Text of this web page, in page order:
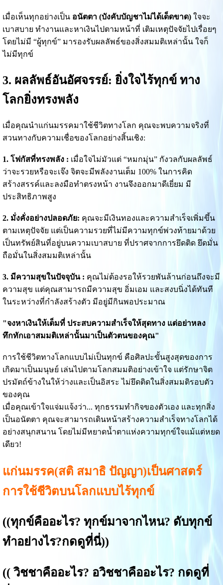
เมื่อเห็นทุกอย่างเป็น อนัตตา (บังคับบัญชาไม่ได้เด็ดขาด)ใจจะ
เบาสบาย ทำงานและหาเงินไปตามหน้าที่ เติมเหตุปัจจัยไปเรื่อยๆ
โดยไม่มี “ผู้ทุกข์” มารองรับผลลัพธ์ของสิ่งสมมติเหล่านั้น ใจก็
ไม่มีทุกข์
3. ผลลัพธ์อันอัศจรรย์: ยิ่งใจไร้ทุกข์ ทาง
โลกยิ่งทรงพลัง
เมื่อคุณนำแก่นมรรคมาใช้ชีวิตทางโลก คุณจะพบความจริงที่
สวนทางกับความเชื่อของโลกอย่างสิ้นเชิง:
1. โฟกัสที่ทรงพลัง : เมื่อใจไม่มัวแต่ “หมกมุ่น” กังวลกับผลลัพธ์
ว่าจะรวยหรือจะเจ๊ง จิตจะมีพลังงานเต็ม 100% ในการคิด
สร้างสรรค์และลงมือทำตรงหน้า งานจึงออกมาดีเยี่ยม มี
ประสิทธิภาพสูง
2. มั่งคั่งอย่างปลอดภัย: คุณจะมีเงินทองและความสำเร็จเพิ่มขึ้น
ตามเหตุปัจจัย แต่เป็นความรวยที่ไม่มีความทุกข์พ่วงท้ายมาด้วย
เป็นทรัพย์สินที่อยู่บนความเบาสบาย ที่ปราศจากการยึดติด ยึดมั่น
ถือมั่นในสิ่งสมมติเหล่านั้น
3. มีความสุขในปัจจุบัน : คุณไม่ต้องรอให้รวยพันล้านก่อนถึงจะมี
ความสุข แต่คุณสามารถมีความสุข อิ่มเอม และสงบนิ่งได้ทันที
ในระหว่างที่กำลังสร้างตัว มีอยู่มีกินพอประมาณ
"จงหาเงินให้เต็มที่ ประสบความสำเร็จให้สุดทาง แต่อย่าหลง
ทึกทักเอาสมมติเหล่านั้นมาเป็นตัวตนของคุณ"
การใช้ชีวิตทางโลกแบบไม่เป็นทุกข์ คือศิลปะขั้นสูงสุดของการ
เกิดมาเป็นมนุษย์ เล่นไปตามโลกสมมติอย่างเข้าใจ แต่รักษาจิต
ปรมัตถ์ข้างในให้ว่างและเป็นอิสระ ไม่ยึดติดในสิ่งสมมติรอบตัว
ของคุณ
เมื่อคุณเข้าใจแจ่มแจ้งว่า... ทุกธรรมทำกิจของตัวเอง และทุกสิ่ง
เป็นอนัตตา คุณจะสามารถเดินหน้าสร้างความสำเร็จทางโลกได้
อย่างสนุกสนาน โดยไม่มีหยาดน้ำตาแห่งความทุกข์ใจแม้แต่หยด
เดียว!
แก่นมรรค(สติ สมาธิ ปัญญา)เป็นศาสตร์
การใช้ชีวิตบนโลกแบบไร้ทุกข์
((ทุกข์คืออะไร? ทุกข์มาจากไหน? ดับทุกข์
ทำอย่างไร?กดดูที่นี่))
((วิชชาคืออะไร? อวิชชาคืออะไร? กดดูที่